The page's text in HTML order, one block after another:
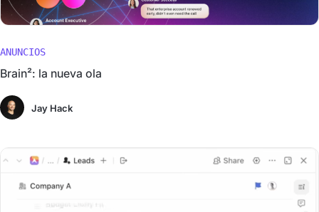
ANUNCIOS
Brain²: la nueva ola
Jay Hack